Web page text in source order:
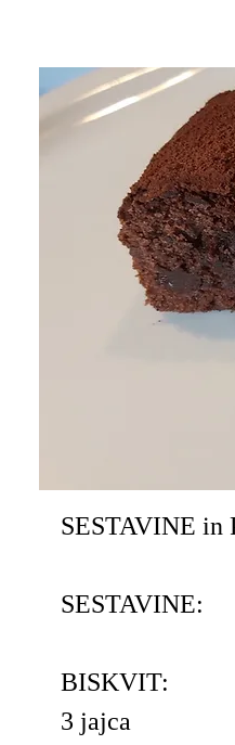
SESTAVINE in
SESTAVINE:
BISKVIT:
3 jajca